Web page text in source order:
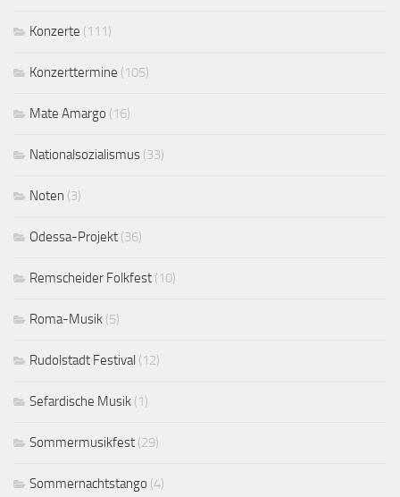
Konzerte (111)
Konzerttermine (105)
Mate Amargo (16)
Nationalsozialismus (33)
Noten (3)
Odessa-Projekt (36)
Remscheider Folkfest (10)
Roma-Musik (5)
Rudolstadt Festival (12)
Sefardische Musik (1)
Sommermusikfest (29)
Sommernachtstango (4)